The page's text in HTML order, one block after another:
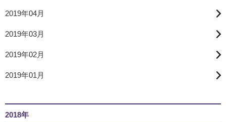
2019年04月
2019年03月
2019年02月
2019年01月
2018年